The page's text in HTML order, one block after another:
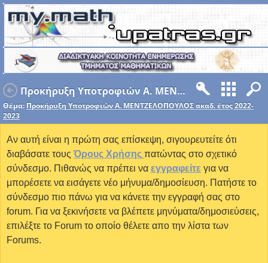
Προκήρυξη Υποτροφιών Α. ΜΕΝΤΖΕΛΟΠΟΥΛΟΣ ακαδ. έτος 2022-2023
Θέμα: Προκήρυξη Υποτροφιών Α. ΜΕΝΤΖΕΛΟΠΟΥΛΟΣ ακαδ. έτος 2022-
2023
Αν αυτή είναι η πρώτη σας επίσκεψη, σιγουρευτείτε ότι
διαβάσατε τους Όρους Χρήσης πατώντας στο σχετικό
σύνδεσμο. Πιθανώς να πρέπει να εγγραφείτε για να
μπορέσετε να εισάγετε νέο μήνυμα/δημοσίευση. Πατήστε το
σύνδεσμο πιο πάνω για να κάνετε την εγγραφή σας στο
forum. Για να ξεκινήσετε να βλέπετε μηνύματα/δημοσιεύσεις,
επιλέξτε το Forum το οποίο θέλετε απο την λίστα των
Forums.